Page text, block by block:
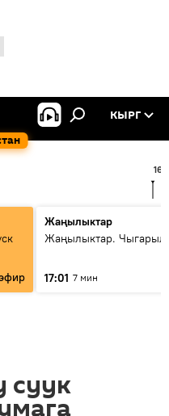
КЫРГ
Жаңылыктар
Жаңылыктар.
17:01 7 мин
суук